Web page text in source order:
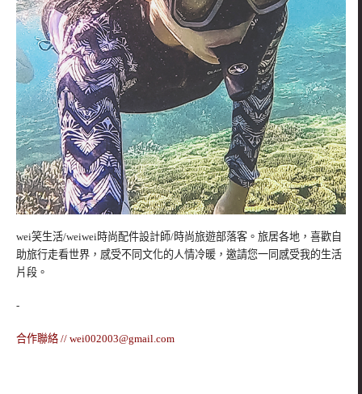
wei笑生活/weiwei時尚配件設計師/時尚旅遊部落客。旅居各地，喜歡自
助旅行走看世界，感受不同文化的人情冷暖，邀請您一同感受我的生活
片段。
-
合作聯絡 // wei002003@gmail.com